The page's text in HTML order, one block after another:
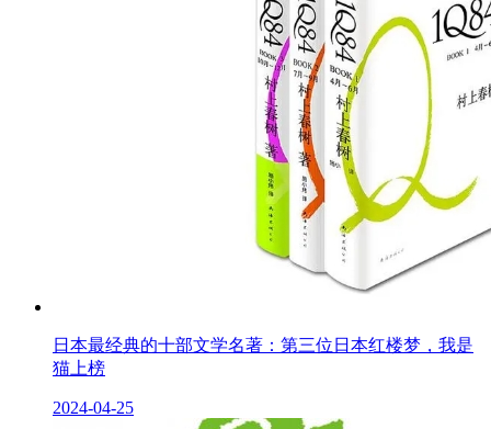
日本最经典的十部文学名著：第三位日本红楼梦，我是
猫上榜
2024-04-25